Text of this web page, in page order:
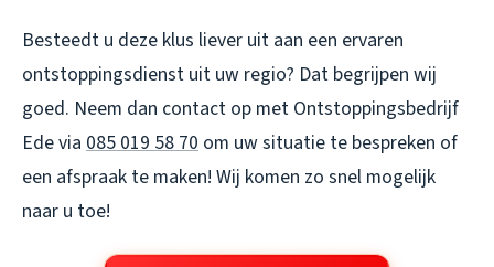
Besteedt u deze klus liever uit aan een ervaren
ontstoppingsdienst uit uw regio? Dat begrijpen wij
goed. Neem dan contact op met Ontstoppingsbedrijf
Ede via 085 019 58 70 om uw situatie te bespreken of
een afspraak te maken! Wij komen zo snel mogelijk
naar u toe!